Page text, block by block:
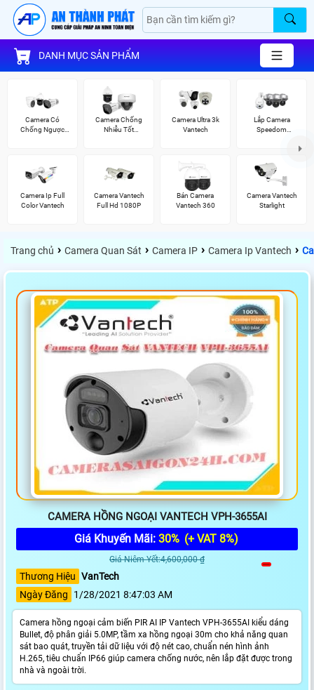
DANH MỤC SẢN PHẨM
Camera Có
Chống Ngược
Camera Chống
Nhiễu Tốt
Camera Ultra 3k
Vantech
Lắp Camera
Speedom
Camera Ip Full
Color Vantech
Camera Vantech
Full Hd 1080P
Bán Camera
Vantech 360
Camera Vantech
Starlight
Trang chủ › Camera Quan Sát › Camera IP › Camera Ip Vantech ›
CAMERA HỒNG NGOẠI VANTECH VPH-3655AI
Giá Khuyến Mãi: 30% (+ VAT 8%)
Giá Niêm Yết:4,600,000 ₫
Thương Hiệu VanTech
Ngày Đăng
1/28/2021 8:47:03 AM
Camera hồng ngoại cảm biến PIR AI IP Vantech VPH-3655AI kiểu dáng
Bullet, độ phân giải 5.0MP, tầm xa hồng ngoại 30m cho khả năng quan
sát bao quát, truyền tải dữ liệu với độ nét cao, chuẩn nén hình ảnh
H.265, tiêu chuẩn IP66 giúp camera chống nước, nên lắp đặt được trong
nhà và ngoài trời.